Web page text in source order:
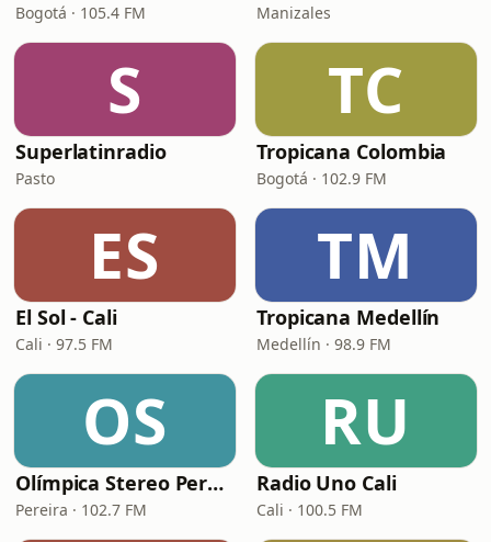
Bogotá · 105.4 FM Manizales
S
Superlatinradio
Pasto
TC
Tropicana Colombia
Bogotá · 102.9 FM
ES
El Sol - Cali
Cali · 97.5 FM
TM
Tropicana Medellín
Medellín · 98.9 FM
OS
Olímpica Stereo Pereira
Pereira · 102.7 FM
RU
Radio Uno Cali
Cali · 100.5 FM